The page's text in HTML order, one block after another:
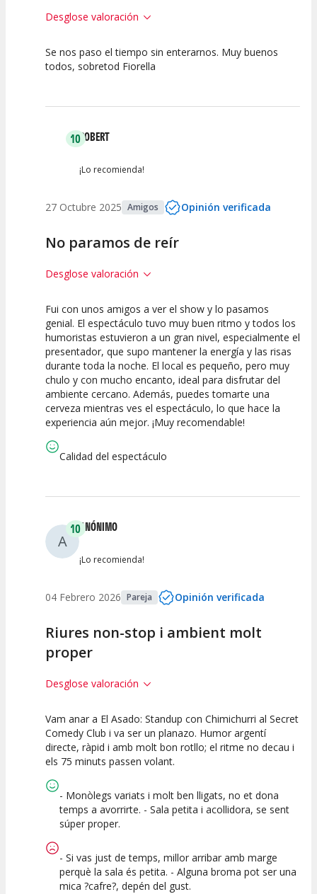
Desglose valoración
7.5 7.5 7.5
Se nos paso el tiempo sin enterarnos. Muy buenos
todos, sobretod Fiorella
10ROBERT
¡Lo recomienda!
27 Octubre 2025 Amigos Opinión verificada
No paramos de reír
Desglose valoración
10
Calidad del
Espectáculo
10
Puesta en
Escena
10
Interpretación
artística
Fui con unos amigos a ver el show y lo pasamos
genial. El espectáculo tuvo muy buen ritmo y todos los
humoristas estuvieron a un gran nivel, especialmente el
presentador, que supo mantener la energía y las risas
durante toda la noche. El local es pequeño, pero muy
chulo y con mucho encanto, ideal para disfrutar del
ambiente cercano. Además, puedes tomarte una
cerveza mientras ves el espectáculo, lo que hace la
experiencia aún mejor. ¡Muy recomendable!
Calidad del espectáculo
A
10ANÓNIMO
¡Lo recomienda!
04 Febrero 2026 Pareja Opinión verificada
Riures non-stop i ambient molt
proper
Desglose valoración
10
Calidad del
Espectáculo
10
Puesta en
Escena
10
Interpretación
Vam anar a El Asado: Standup con Chimichurri al Secret
Comedy Club i va ser un planazo. Humor argentí
directe, ràpid i amb molt bon rotllo; el ritme no decau i
els 75 minuts passen volant.
- Monòlegs variats i molt ben lligats, no et dona
temps a avorrirte. - Sala petita i acollidora, se sent
súper proper.
- Si vas just de temps, millor arribar amb marge
perquè la sala és petita. - Alguna broma pot ser una
mica ?cafre?, depén del gust.